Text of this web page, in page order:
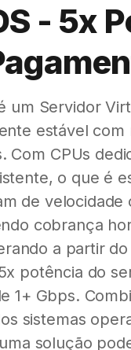
- 5x
um Servidor
estável
Com CPUs
o que é
de
cobrança
a partir
potência do
1+ Gbps.
sistemas
solução